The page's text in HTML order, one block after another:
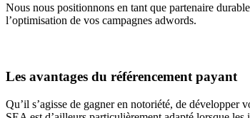
Nous nous positionnons en tant que partenaire
l’optimisation de vos campagnes adwords.
Les avantages du référencement payant
Qu’il s’agisse de gagner en notoriété, de développer